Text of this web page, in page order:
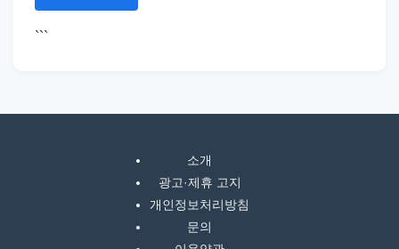
```
소개
광고·제휴 고지
개인정보처리방침
문의